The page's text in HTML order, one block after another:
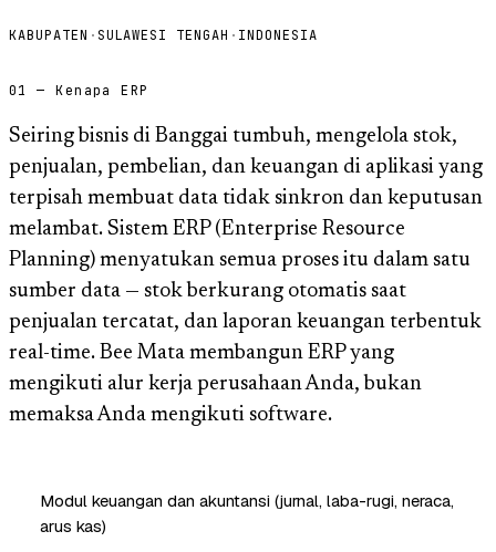
KABUPATEN · SULAWESI TENGAH · INDONESIA
01 — Kenapa ERP
Seiring bisnis di Banggai tumbuh, mengelola stok,
penjualan, pembelian, dan keuangan di aplikasi yang
terpisah membuat data tidak sinkron dan keputusan
melambat. Sistem ERP (Enterprise Resource
Planning) menyatukan semua proses itu dalam satu
sumber data — stok berkurang otomatis saat
penjualan tercatat, dan laporan keuangan terbentuk
real-time. Bee Mata membangun ERP yang
mengikuti alur kerja perusahaan Anda, bukan
memaksa Anda mengikuti software.
Modul keuangan dan akuntansi (jurnal, laba-rugi, neraca,
arus kas)